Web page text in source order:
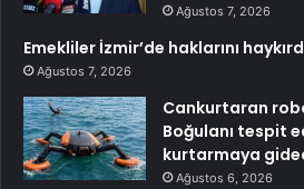
Ağustos 7, 2026
Emekliler İzmir’de haklarını
Ağustos 7, 2026
Cankurtaran
Boğulanı tespit
kurtarmaya
Ağustos 6, 2026